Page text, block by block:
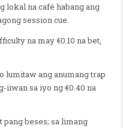
lokal na café habang ang
session cue.
na may €0.10 na bet,
lumitaw ang anumang trap
iiwan sa iyo ng €0.40 na
pang beses; sa limang